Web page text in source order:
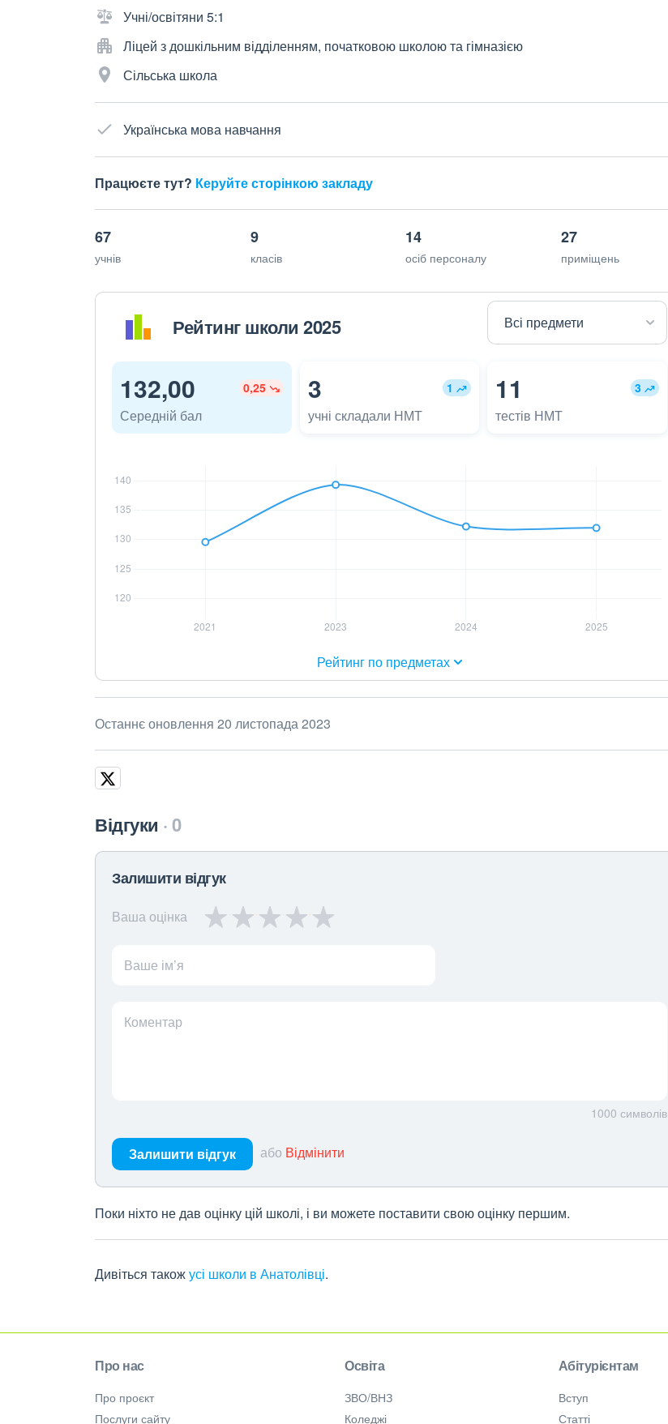
Учні/освітяни 5:1
Ліцей з дошкільним відділенням, початковою школою та гімназією
Сільська школа
Українська мова навчання
Працюєте тут? Керуйте сторінкою закладу
67
учнів
9
класів
14
осіб персоналу
27
приміщень
Рейтинг школи 2025
132,00 0,25
Середній бал
3 1
учні складали НМТ
11 3
тестів НМТ
Рейтинг по предметах
Останнє оновлення 20 листопада 2023
Відгуки 0
Залишити відгук
Ваша оцінка
Ваше ім’я
Коментар
1000 символів
Залишити відгук або Відмінити
Поки ніхто не дав оцінку цій школі, і ви можете поставити свою оцінку першим.
Дивіться такожусі школи в Анатолівці.
Про нас
Про проєкт
Послуги сайту
Освіта
ЗВО/ВНЗ
Коледжі
Абітурієнтам
Вступ
Статті